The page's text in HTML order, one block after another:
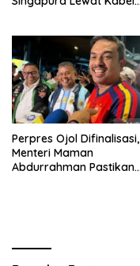
Perpres Ojol Difinalisasi,
Menteri Maman
Abdurrahman Pastikan